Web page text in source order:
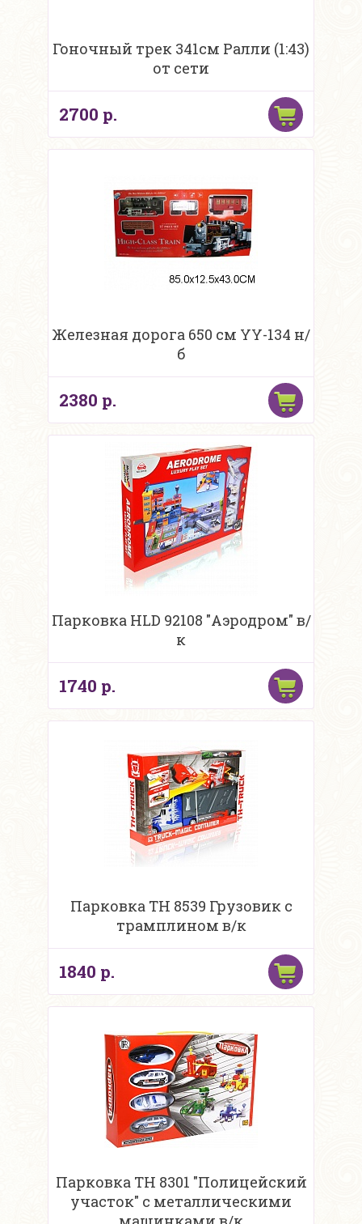
Гоночный трек 341см Ралли (1:43)
от сети
2700 р.
Железная дорога 650 см YY-134 н/
б
2380 р.
Парковка HLD 92108 "Аэродром" в/
к
1740 р.
Парковка TH 8539 Грузовик с
трамплином в/к
1840 р.
Парковка TH 8301 "Полицейский
участок" с металлическими